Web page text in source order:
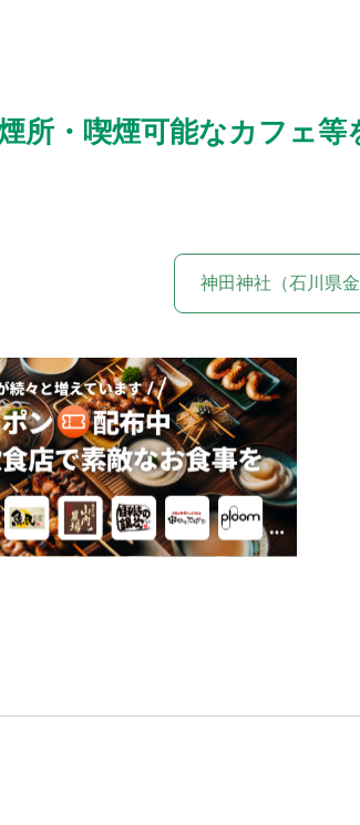
所・喫煙可能なカフェ等
神田神社（石川県